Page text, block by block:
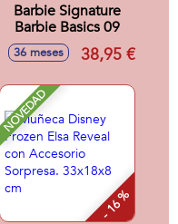
Barbie Signature
Barbie Basics 09
36 meses 38,95 €
NOVEDAD
- 16 %